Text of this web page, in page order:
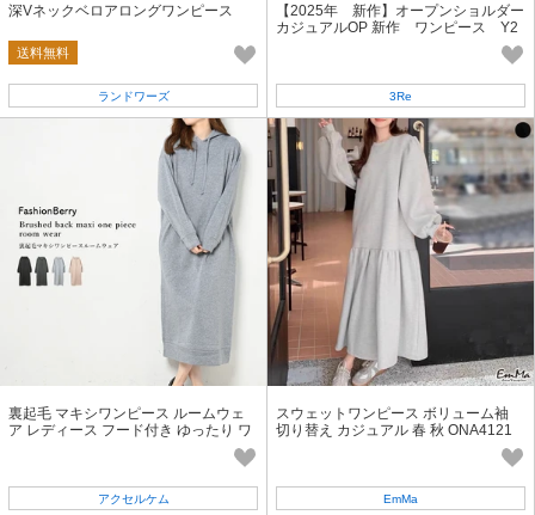
深Vネックベロアロングワンピース
送料無料
ランドワーズ
【2025年 新作】オープンショルダー
カジュアルOP 新作 ワンピース Y2
3Re
裏起毛 マキシワンピース ルームウェ
ア レディース フード付き ゆったり ワ
アクセルケム
スウェットワンピース ボリューム袖
切り替え カジュアル 春 秋 ONA4121
EmMa